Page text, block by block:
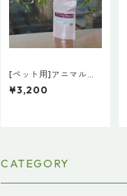
[ペット用]アニマルプ
ラセンタ30粒
¥3,200
CATEGORY